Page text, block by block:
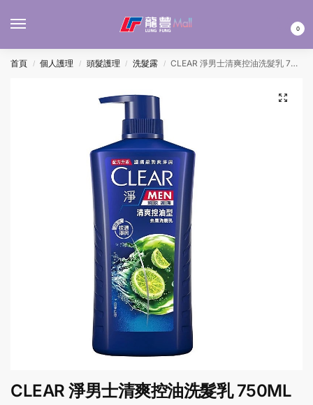
0
首頁 / 個人護理 / 頭髮護理 / 洗髮露 / CLEAR 淨男士清爽控油洗髮乳 750ML
CLEAR 淨男士清爽控油洗髮乳 750ML